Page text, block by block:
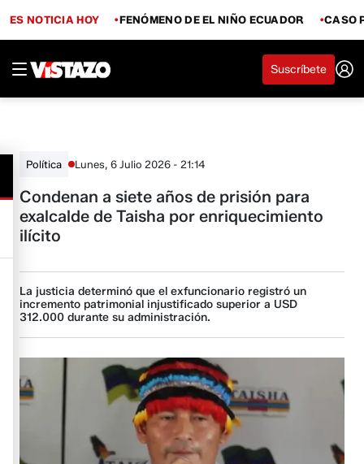
ES NOTICIA HOY FENÓMENO DE EL NIÑO ECUADOR CASO
Suscríbete
Política Lunes, 6 Julio 2026 - 21:14
Condenan a siete años de prisión para
exalcalde de Taisha por enriquecimiento
ilícito
La justicia determinó que el exfuncionario registró un
incremento patrimonial injustificado superior a USD
312.000 durante su administración.